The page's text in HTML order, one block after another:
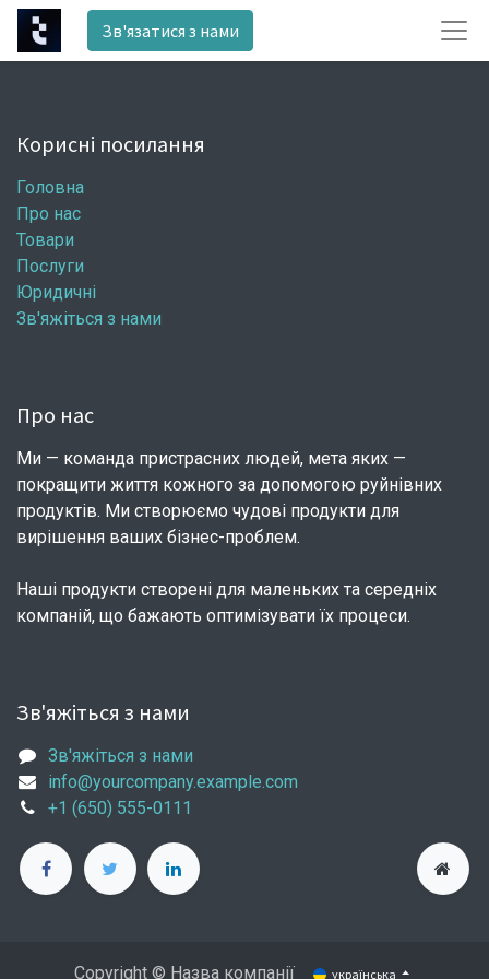
Зв'язатися з нами
Корисні посилання
Головна
Про нас
Товари
Послуги
Юридичні
Зв'яжіться з нами
Про нас
Ми — команда пристрасних людей, мета яких —
покращити життя кожного за допомогою руйнівних
продуктів. Ми створюємо чудові продукти для
вирішення ваших бізнес-проблем.
Наші продукти створені для маленьких та середніх
компаній, що бажають оптимізувати їх процеси.
Зв'яжіться з нами
Зв'яжіться з нами
info@yourcompany.example.com
+1 (650) 555-0111
Copyright © Назва компанії українська